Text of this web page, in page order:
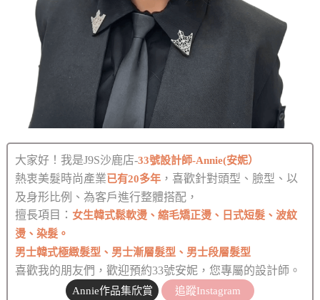
大家好！我是J9S沙鹿店-33號設計師-Annie(安妮）
熱衷美髮時尚產業已有20多年 ，喜歡針對頭型、臉型、以
及身形比例、為客戶進行整體搭配，
擅長項目： 女生韓式鬆軟燙、縮毛矯正燙、日式短髮、波紋
燙、染髮。
男士韓式極緻髮型、男士漸層髮型、男士段層髮型
喜歡我的朋友們，歡迎預約33號安妮，您專屬的設計師。
Annie作品集欣賞 追蹤Instagram